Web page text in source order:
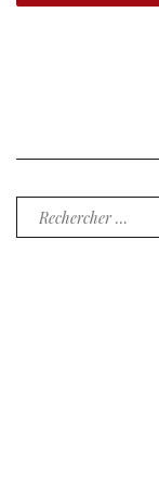
Recherche